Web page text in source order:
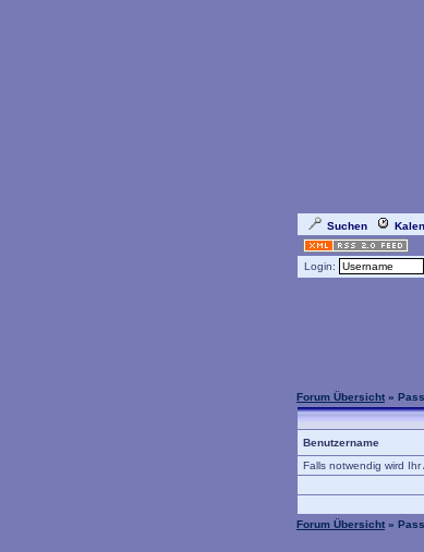
Suchen
Login:
Forum Übersicht »
Benutzername
Falls notwendig wird
Forum Übersicht »